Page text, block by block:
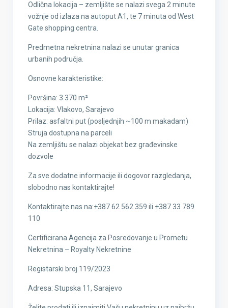
Odlična lokacija – zemljište se nalazi svega 2 minute
vožnje od izlaza na autoput A1, te 7 minuta od West
Gate shopping centra.
Predmetna nekretnina nalazi se unutar granica
urbanih područja.
Osnovne karakteristike:
Površina: 3.370 m²
Lokacija: Vlakovo, Sarajevo
Prilaz: asfaltni put (posljednjih ~100 m makadam)
Struja dostupna na parceli
Na zemljištu se nalazi objekat bez građevinske
dozvole
Za sve dodatne informacije ili dogovor razgledanja,
slobodno nas kontaktirajte!
Kontaktirajte nas na:+387 62 562 359 ili +387 33 789
110
Certificirana Agencija za Posredovanje u Prometu
Nekretnina – Royalty Nekretnine
Registarski broj 119/2023
Adresa: Stupska 11, Sarajevo